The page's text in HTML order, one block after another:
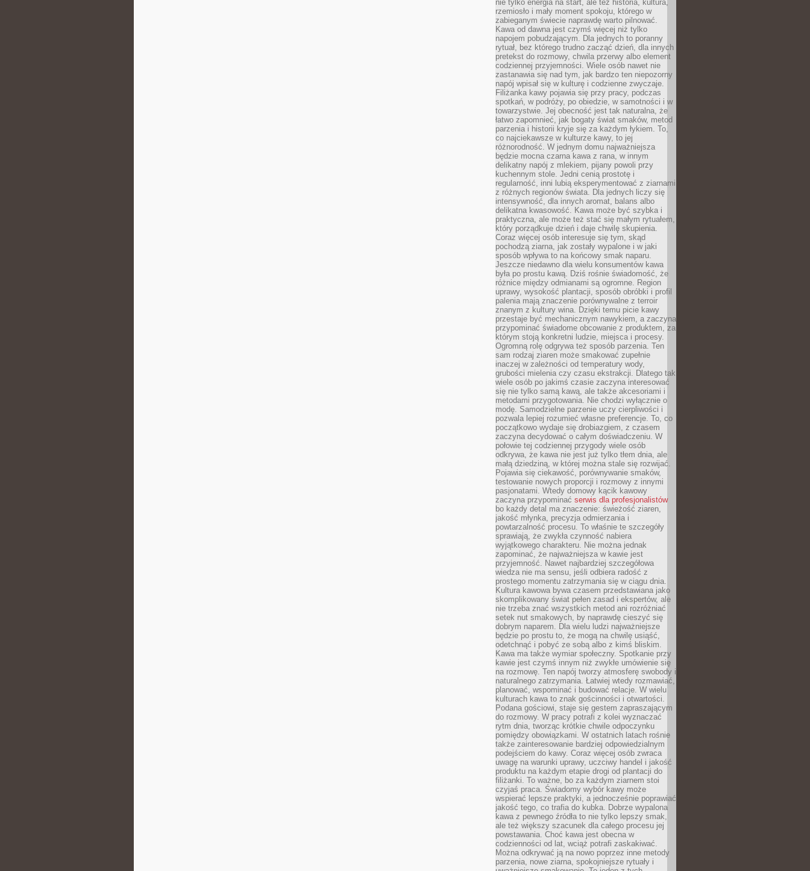
nie tylko energia na start, ale też historia, kultura,
rzemiosło i mały moment spokoju, którego w
zabieganym świecie naprawdę warto pilnować.
Kawa od dawna jest czymś więcej niż tylko
napojem pobudzającym. Dla jednych to poranny
rytuał, bez którego trudno zacząć dzień, dla innych
pretekst do rozmowy, chwila przerwy albo element
codziennej przyjemności. Wiele osób nawet nie
zastanawia się nad tym, jak bardzo ten niepozorny
napój wpisał się w kulturę i codzienne zwyczaje.
Filiżanka kawy pojawia się przy pracy, podczas
spotkań, w podróży, po obiedzie, w samotności i w
towarzystwie. Jej obecność jest tak naturalna, że
łatwo zapomnieć, jak bogaty świat smaków, metod
parzenia i historii kryje się za każdym łykiem. To,
co najciekawsze w kulturze kawy, to jej
różnorodność. W jednym domu najważniejsza
będzie mocna czarna kawa z rana, w innym
delikatny napój z mlekiem, pijany powoli przy
kuchennym stole. Jedni cenią prostotę i
regularność, inni lubią eksperymentować z ziarnami
z różnych regionów świata. Dla jednych liczy się
intensywność, dla innych aromat, balans albo
delikatna kwasowość. Kawa może być szybka i
praktyczna, ale może też stać się małym rytuałem,
który porządkuje dzień i daje chwilę skupienia.
Coraz więcej osób interesuje się tym, skąd
pochodzą ziarna, jak zostały wypalone i w jaki
sposób wpływa to na końcowy smak naparu.
Jeszcze niedawno dla wielu konsumentów kawa
była po prostu kawą. Dziś rośnie świadomość, że
różnice między odmianami są ogromne. Region
uprawy, wysokość plantacji, sposób obróbki i profil
palenia mają znaczenie porównywalne z terroir
znanym z kultury wina. Dzięki temu picie kawy
przestaje być mechanicznym nawykiem, a zaczyna
przypominać świadome obcowanie z produktem, za
którym stoją konkretni ludzie, miejsca i procesy.
Ogromną rolę odgrywa też sposób parzenia. Ten
sam rodzaj ziaren może smakować zupełnie
inaczej w zależności od temperatury wody,
grubości mielenia czy czasu ekstrakcji. Dlatego tak
wiele osób po jakimś czasie zaczyna interesować
się nie tylko samą kawą, ale także akcesoriami i
metodami przygotowania. Nie chodzi wyłącznie o
modę. Samodzielne parzenie uczy cierpliwości i
pozwala lepiej rozumieć własne preferencje. To, co
początkowo wydaje się drobiazgiem, z czasem
zaczyna decydować o całym doświadczeniu. W
połowie tej codziennej przygody wiele osób
odkrywa, że kawa nie jest już tylko tłem dnia, ale
małą dziedziną, w której można stale się rozwijać.
Pojawia się ciekawość, porównywanie smaków,
testowanie nowych proporcji i rozmowy z innymi
pasjonatami. Wtedy domowy kącik kawowy
zaczyna przypominać serwis dla profesjonalistów
bo każdy detal ma znaczenie: świeżość ziaren,
jakość młynka, precyzja odmierzania i
powtarzalność procesu. To właśnie te szczegóły
sprawiają, że zwykła czynność nabiera
wyjątkowego charakteru. Nie można jednak
zapominać, że najważniejsza w kawie jest
przyjemność. Nawet najbardziej szczegółowa
wiedza nie ma sensu, jeśli odbiera radość z
prostego momentu zatrzymania się w ciągu dnia.
Kultura kawowa bywa czasem przedstawiana jako
skomplikowany świat pełen zasad i ekspertów, ale
nie trzeba znać wszystkich metod ani rozróżniać
setek nut smakowych, by naprawdę cieszyć się
dobrym naparem. Dla wielu ludzi najważniejsze
będzie po prostu to, że mogą na chwilę usiąść,
odetchnąć i pobyć ze sobą albo z kimś bliskim.
Kawa ma także wymiar społeczny. Spotkanie przy
kawie jest czymś innym niż zwykłe umówienie się
na rozmowę. Ten napój tworzy atmosferę swobody i
naturalnego zatrzymania. Łatwiej wtedy rozmawiać,
planować, wspominać i budować relacje. W wielu
kulturach kawa to znak gościnności i otwartości.
Podana gościowi, staje się gestem zapraszającym
do rozmowy. W pracy potrafi z kolei wyznaczać
rytm dnia, tworząc krótkie chwile odpoczynku
pomiędzy obowiązkami. W ostatnich latach rośnie
także zainteresowanie bardziej odpowiedzialnym
podejściem do kawy. Coraz więcej osób zwraca
uwagę na warunki uprawy, uczciwy handel i jakość
produktu na każdym etapie drogi od plantacji do
filiżanki. To ważne, bo za każdym ziarnem stoi
czyjaś praca. Świadomy wybór kawy może
wspierać lepsze praktyki, a jednocześnie poprawiać
jakość tego, co trafia do kubka. Dobrze wypalona
kawa z pewnego źródła to nie tylko lepszy smak,
ale też większy szacunek dla całego procesu jej
powstawania. Choć kawa jest obecna w
codzienności od lat, wciąż potrafi zaskakiwać.
Można odkrywać ją na nowo poprzez inne metody
parzenia, nowe ziarna, spokojniejsze rytuały i